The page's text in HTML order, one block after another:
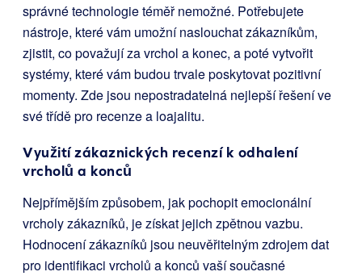
správné technologie téměř nemožné. Potřebujete
nástroje, které vám umožní naslouchat zákazníkům,
zjistit, co považují za vrchol a konec, a poté vytvořit
systémy, které vám budou trvale poskytovat pozitivní
momenty. Zde jsou nepostradatelná nejlepší řešení ve
své třídě pro recenze a loajalitu.
Využití zákaznických recenzí k odhalení
vrcholů a konců
Nejpřímějším způsobem, jak pochopit emocionální
vrcholy zákazníků, je získat jejich zpětnou vazbu.
Hodnocení zákazníků jsou neuvěřitelným zdrojem dat
pro identifikaci vrcholů a konců vaší současné